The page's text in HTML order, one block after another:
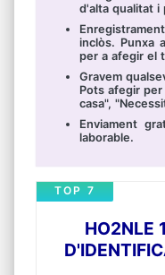
d'alta qualitat i
inclòs. Punxa
per a afegir el
Gravem
Pots afegir
casa",
Enviament
laborable.
HO2NLE
TOP 7